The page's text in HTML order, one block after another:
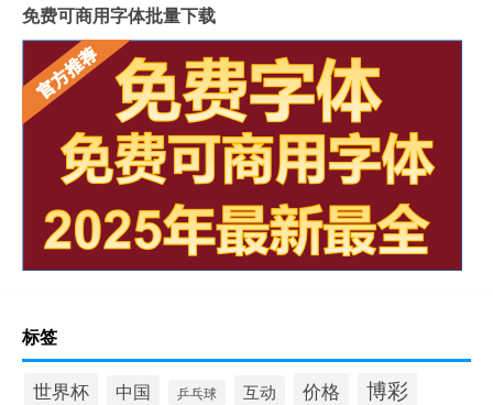
免费可商用字体批量下载
标签
世界杯 中国 乒乓球 互动 价格 博彩